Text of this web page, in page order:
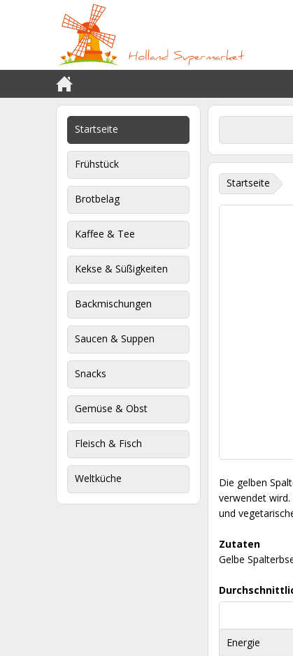
Startseite
Frühstück
Brotbelag
Kaffee & Tee
Kekse & Süßigkeiten
Backmischungen
Saucen & Suppen
Snacks
Gemüse & Obst
Fleisch & Fisch
Weltküche
Startseite
Die gelben
verwendet
und
Zutaten
Gelbe
Energie